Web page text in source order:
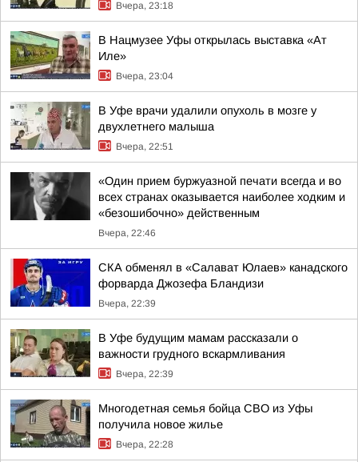
Вчера, 23:18
В Нацмузее Уфы открылась выставка «Ат
Иле»
Вчера, 23:04
В Уфе врачи удалили опухоль в мозге у
двухлетнего малыша
Вчера, 22:51
«Один прием буржуазной печати всегда и во
всех странах оказывается наиболее ходким и
«безошибочно» действенным
Вчера, 22:46
СКА обменял в «Салават Юлаев» канадского
форварда Джозефа Бландизи
Вчера, 22:39
В Уфе будущим мамам рассказали о
важности грудного вскармливания
Вчера, 22:39
Многодетная семья бойца СВО из Уфы
получила новое жилье
Вчера, 22:28